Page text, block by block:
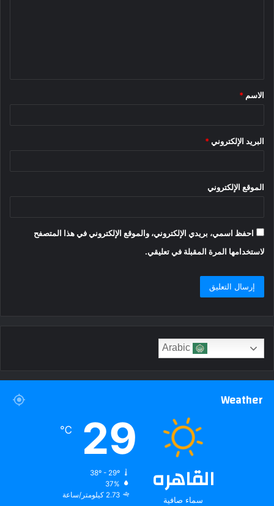
*
الاسم *
البريد الإلكتروني *
الموقع الإلكتروني
احفظ اسمي، بريدي الإلكتروني، والموقع الإلكتروني في هذا المتصفح
لاستخدامها المرة المقبلة في تعليقي.
Weather
القاهره
سماء صافية
29
℃
38º - 29º
37%
2.73 كيلومتر/ساعة